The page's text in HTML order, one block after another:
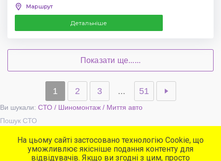
Маршрут
Детальніше
Показати ще......
1 2 3 ... 51
Ви шукали: СТО / Шиномонтаж / Миття авто
Пошук СТО
Популярні сервіси
СТО
На цьому сайті застосовано технологію Cookie, що
уможливлює якісніше подання контенту для
відвідувачів. Якщо ви згодні з цим, просто